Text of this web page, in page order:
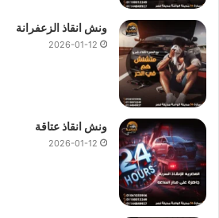
ونش انقاذ الزعفرانة
2026-01-12
ونش انقاذ عتاقة
2026-01-12